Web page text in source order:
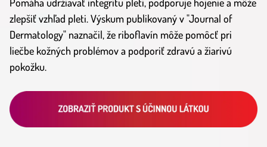
zlepšiť vzhľad pleti. Výskum publikovaný v "Journal of
Dermatology" naznačil, že riboflavín môže pomôcť pri
liečbe kožných problémov a podporiť zdravú a žiarivú
pokožku.